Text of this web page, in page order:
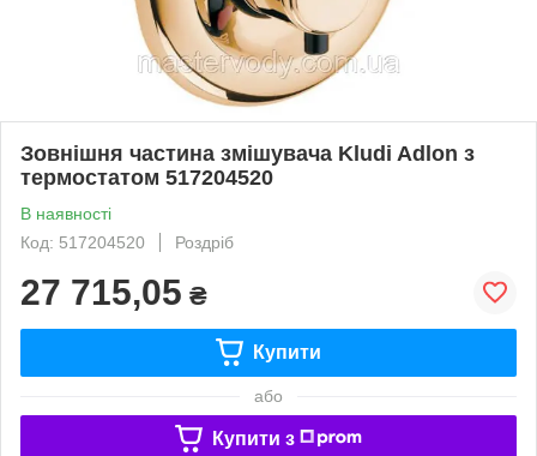
Зовнішня частина змішувача Kludi Adlon з
термостатом 517204520
В наявності
Код: 517204520
Роздріб
27 715,05 ₴
Купити
або
Купити з